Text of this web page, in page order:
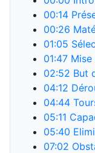
00:14
00:26
01:05
01:47 Mise
02:52 But
04:12
04:44
05:11
05:40
07:02